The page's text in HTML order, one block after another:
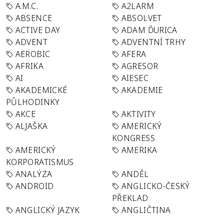
A.M.C.
A2LARM
ABSENCE
ABSOLVET
ACTIVE DAY
ADAM ĎURICA
ADVENT
ADVENTNÍ TRHY
AEROBIC
AFERA
AFRIKA
AGRESOR
AI
AIESEC
AKADEMICKÉ
PŮLHODINKY
AKADEMIE
AKCE
AKTIVITY
ALJAŠKA
AMERICKÝ
KONGRESS
AMERICKÝ
KORPORATISMUS
AMERIKA
ANALÝZA
ANDĚL
ANDROID
ANGLICKO-ČESKÝ
PŘEKLAD
ANGLICKÝ JAZYK
ANGLIČTINA